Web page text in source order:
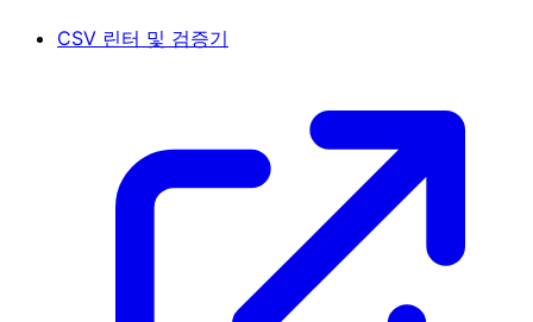
CSV 린터 및 검증기